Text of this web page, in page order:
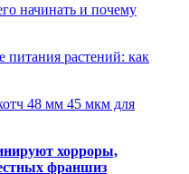
начинать и почему
питания растений: как
48 мм 45 мкм для
хорроры,
франшиз